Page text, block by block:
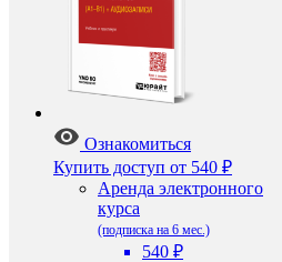
Ознакомиться
Купить доступ от 540 ₽
Аренда электронного
курса
(подписка на 6 мес.)
540 ₽